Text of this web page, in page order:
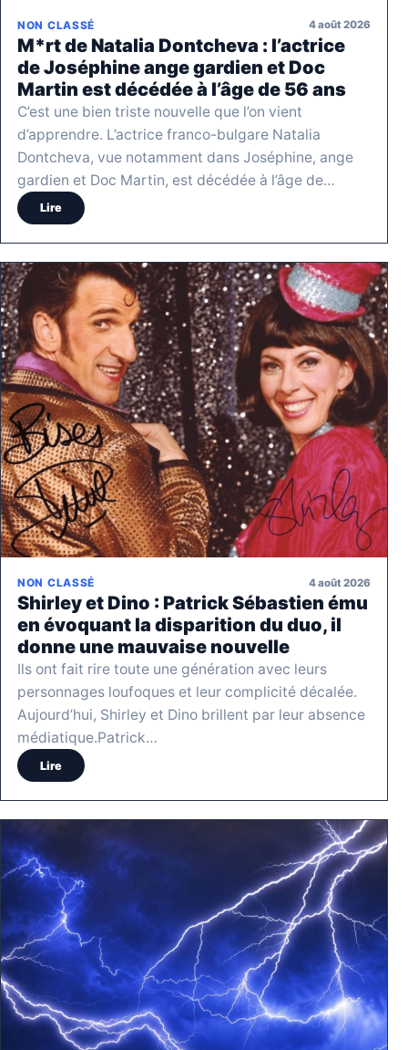
NON CLASSÉ 4 août 2026
M*rt de Natalia Dontcheva : l’actrice
de Joséphine ange gardien et Doc
Martin est décédée à l’âge de 56 ans
C’est une bien triste nouvelle que l’on vient
d’apprendre. L’actrice franco-bulgare Natalia
Dontcheva, vue notamment dans Joséphine, ange
gardien et Doc Martin, est décédée à l’âge de…
Lire
NON CLASSÉ 4 août 2026
Shirley et Dino : Patrick Sébastien ému
en évoquant la disparition du duo, il
donne une mauvaise nouvelle
Ils ont fait rire toute une génération avec leurs
personnages loufoques et leur complicité décalée.
Aujourd’hui, Shirley et Dino brillent par leur absence
médiatique.Patrick…
Lire